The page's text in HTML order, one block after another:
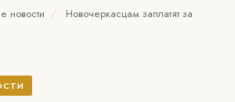
новости /
Новочеркасцам заплатят за